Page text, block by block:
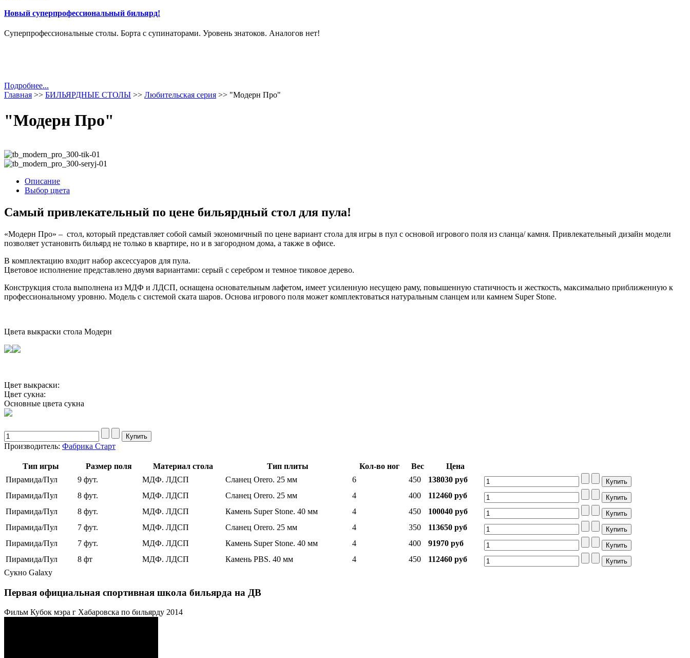
Новый суперпрофессиональный бильярд!
Суперпрофессиональные столы. Борта с супинаторами. Уровень знатоков. Аналогов нет!
Подробнее...
Главная >> БИЛЬЯРДНЫЕ СТОЛЫ >> Любительская серия >> "Модерн Про"
"Модерн Про"
Описание
Выбор цвета
Самый привлекательный по цене бильярдный стол для пула!
«Модерн Про» – стол, который представляет собой самый экономичный по цене вариант стола для игры в пул с основой игрового поля из сланца/ камня. Привлекательный дизайн модели
позволяет установить бильярд не только в квартире, но и в загородном дома, а также в офисе.
В комплектацию входит набор аксессуаров для пула.
Цветовое исполнение представлено двумя вариантами: серый с серебром и темное тиковое дерево.
Конструкция стола выполнена из МДФ и ЛДСП, оснащена основательным лафетом, имеет усиленную несущею раму, повышенную статичность и жесткость, максимально приближенную к
профессиональному уровню. Модель с системой ската шаров. Основа игрового поля может комплектоваться натуральным сланцем или камнем Super Stone.
Цвета выкраски стола Модерн
Цвет выкраски:
Цвет сукна:
Основные цвета сукна
Производитель: Фабрика Старт
Тип игры Размер поля Материал стола Тип плиты Кол-во ног Вес
Цена
Пирамида/Пул
9 фут. МДФ. ЛДСП Сланец Orero. 25 мм 6 450
138030 руб
Пирамида/Пул
8 фут. МДФ. ЛДСП Сланец Orero. 25 мм 4 400
112460 руб
Пирамида/Пул
8 фут. МДФ. ЛДСП Камень Super Stone. 40 мм 4 450
100040 руб
Пирамида/Пул
7 фут. МДФ. ЛДСП Сланец Orero. 25 мм 4 350
113650 руб
Пирамида/Пул
7 фут. МДФ. ЛДСП Камень Super Stone. 40 мм 4 400
91970 руб
Пирамида/Пул
8 фт МДФ. ЛДСП Камень PBS. 40 мм 4 450
112460 руб
Сукно Galaxy
Первая официальная спортивная школа бильярда на ДВ
Фильм Кубок мэра г Хабаровска по бильярду 2014